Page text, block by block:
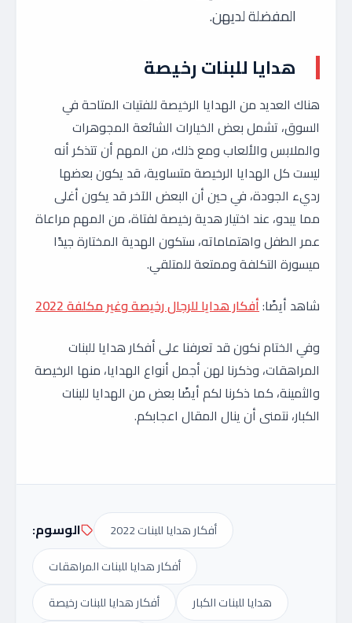
المفضلة لديهن.
هدايا للبنات رخيصة
هناك العديد من الهدايا الرخيصة للفتيات المتاحة في
السوق، تشمل بعض الخيارات الشائعة المجوهرات
والملابس والألعاب ومع ذلك، من المهم أن تتذكر أنه
ليست كل الهدايا الرخيصة متساوية، قد يكون بعضها
رديء الجودة، في حين أن البعض الآخر قد يكون أغلى
مما يبدو، عند اختيار هدية رخيصة لفتاة، من المهم مراعاة
عمر الطفل واهتماماته، ستكون الهدية المختارة جيدًا
ميسورة التكلفة وممتعة للمتلقي.
شاهد أيضًا:أفكار هدايا للرجال رخيصة وغير مكلفة 2022
وفي الختام نكون قد تعرفنا على أفكار هدايا للبنات
المراهقات، وذكرنا لهن أجمل أنواع الهدايا، منها الرخيصة
والثمينة، كما ذكرنا لكم أيضًا بعض من الهدايا للبنات
الكبار، نتمنى أن ينال المقال اعجابكم.
الوسوم:
أفكار هدايا للبنات 2022
أفكار هدايا للبنات المراهقات
أفكار هدايا للبنات رخيصة
هدايا للبنات الكبار